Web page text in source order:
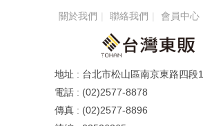
關於我們 聯絡我們 會員中心
台北市松山區南京東路四段
(02)2577-8878
(02)2577-8896